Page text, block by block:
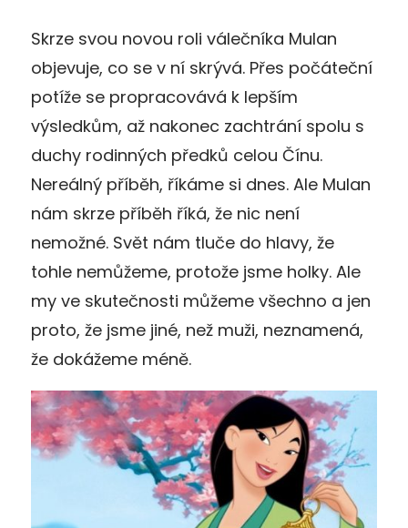
Skrze svou novou roli válečníka Mulan
objevuje, co se v ní skrývá. Přes počáteční
potíže se propracovává k lepším
výsledkům, až nakonec zachtrání spolu s
duchy rodinných předků celou Čínu.
Nereálný příběh, říkáme si dnes. Ale Mulan
nám skrze příběh říká, že nic není
nemožné. Svět nám tluče do hlavy, že
tohle nemůžeme, protože jsme holky. Ale
my ve skutečnosti můžeme všechno a jen
proto, že jsme jiné, než muži, neznamená,
že dokážeme méně.